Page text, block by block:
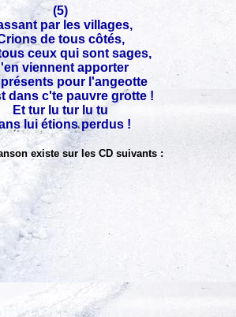
(5)
par les villages,
de tous côtés,
ceux qui sont sages,
viennent apporter
présents pour l'angeotte
dans c'te pauvre grotte !
Et tur lu tur lu tu
lui étions perdus !
existe sur les CD suivants :